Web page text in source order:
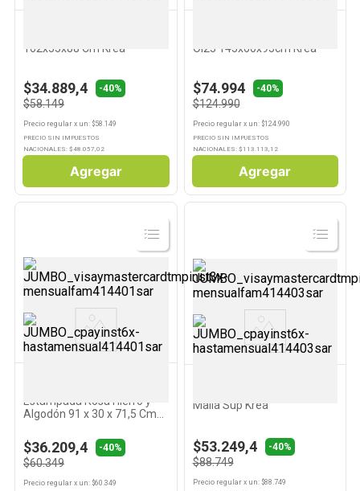
162x55x88 Cm Krea
$34.889,4 -40%
$58.149
Precio regular x un: $58.149
PRECIO SIN IMPUESTOS
NACIONALES: $48.057,02
Agregar
Oi23 145x60x95cm Krea
$74.994 -40%
$124.990
Precio regularx un: $124.990
PRECIO SIN IMPUESTOS
NACIONALES: $ 113.113,12
Agregar
Ver
Producto
Estampada Rosa Hierro y
Algodón 91 x 30 x 71,5 Cm
$36.209,4 -40%
$60.349
Precio regular x un: $60.349
Ver
Producto
Malla Sup Krea
$53.249,4 -40%
$88.749
Precio regularx un: $88.749